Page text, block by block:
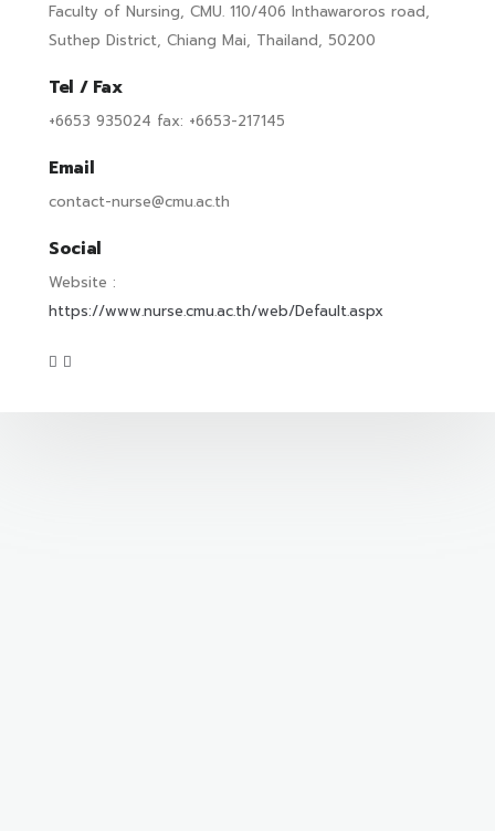
Faculty of Nursing, CMU. 110/406 Inthawaroros road,
Suthep District, Chiang Mai, Thailand, 50200
Tel / Fax
+6653 935024 fax: +6653-217145
Email
contact-nurse@cmu.ac.th
Social
Website :
https://www.nurse.cmu.ac.th/web/Default.aspx